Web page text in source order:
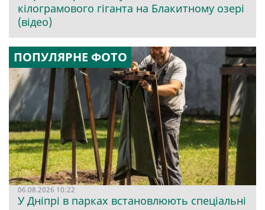
кілограмового гіганта на Блакитному озері
(відео)
ПОПУЛЯРНЕ ФОТО
06.08.2026 10:22
У Дніпрі в парках встановлюють спеціальні